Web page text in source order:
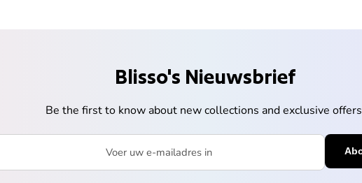
Blisso's Nieuwsbrief
Be the first to know about new collections and exclusive
Voer uw e-mailadres in